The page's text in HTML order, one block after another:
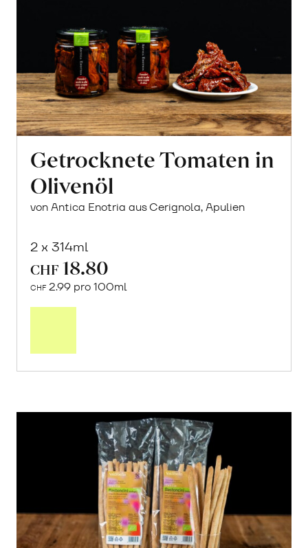
Getrocknete Tomaten in
Olivenöl
von Antica Enotria aus Cerignola, Apulien
2 x 314ml
CHF 18.80
CHF 2.99 pro 100ml